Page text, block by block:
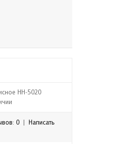
НН-5020
0
Написать